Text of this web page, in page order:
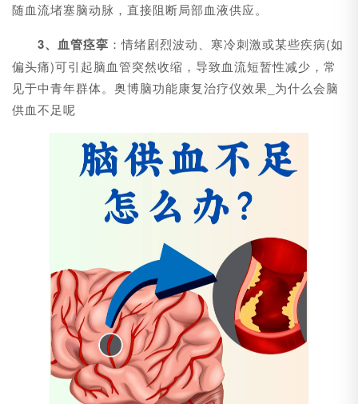
随血流堵塞脑动脉，直接阻断局部血液供应。
3、血管痉挛 ：情绪剧烈波动、寒冷刺激或某些疾病(如
偏头痛)可引起脑血管突然收缩，导致血流短暂性减少，常
见于中青年群体。奥博脑功能康复治疗仪效果_为什么会脑
供血不足呢